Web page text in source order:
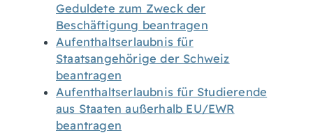
Geduldete zum Zweck der
Beschäftigung beantragen
Aufenthaltserlaubnis für
Staatsangehörige der Schweiz
beantragen
Aufenthaltserlaubnis für Studierende
aus Staaten außerhalb EU/EWR
beantragen